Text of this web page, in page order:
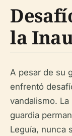
la
A pesar de su
enfrentó
vandalismo.
guardia
Leguía, nunca